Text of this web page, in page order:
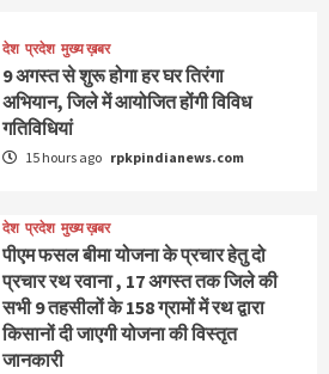
देश प्रदेश मुख्य ख़बर
9 अगस्‍त से शुरू होगा हर घर तिरंगा
अभियान, जिले में आयोजित होंगी विविध
गतिविधियां
15 hours ago rpkpindianews.com
देश प्रदेश मुख्य ख़बर
पीएम फसल बीमा योजना के प्रचार हेतु दो
प्रचार रथ रवाना , 17 अगस्त तक जिले की
सभी 9 तहसीलों के 158 ग्रामों में रथ द्वारा
किसानों दी जाएगी योजना की विस्तृत
जानकारी